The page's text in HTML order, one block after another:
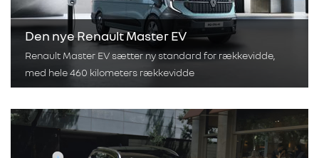
Den nye Renault Master EV
Renault Master EV sætter ny standard for rækkevidde,
med hele 460 kilometers rækkevidde